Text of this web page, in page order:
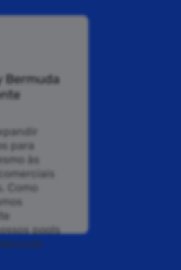
Bermuda
para
às
Como
pools